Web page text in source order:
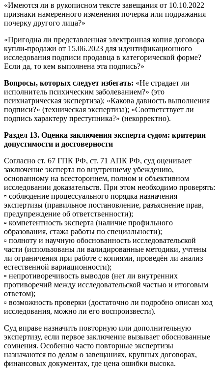
«Имеются ли в рукописном тексте завещания от 10.10.2022
признаки намеренного изменения почерка или подражания
почерку другого лица?»
«Пригодна ли представленная электронная копия договора
купли-продажи от 15.06.2023 для идентификационного
исследования подписи продавца в категорической форме?
Если да, то кем выполнена эта подпись?»
Вопросы, которых следует избегать: «Не страдает ли
исполнитель психическим заболеванием?» (это
психиатрическая экспертиза); «Какова давность выполнения
подписи?» (техническая экспертиза); «Соответствует ли
подпись характеру преступника?» (некорректно).
Раздел 13. Оценка заключения эксперта судом: критерии
допустимости и достоверности
Согласно ст. 67 ГПК РФ, ст. 71 АПК РФ, суд оценивает
заключение эксперта по внутреннему убеждению,
основанному на всестороннем, полном и объективном
исследовании доказательств. При этом необходимо проверять:
▫ соблюдение процессуального порядка назначения
экспертизы (правильное постановление, разъяснение прав,
предупреждение об ответственности);
▫ компетентность эксперта (наличие профильного
образования, стажа работы по специальности);
▫ полноту и научную обоснованность исследовательской
части (использованы ли валидированные методики, учтены
ли ограничения при работе с копиями, проведён ли анализ
естественной вариационности);
▫ непротиворечивость выводов (нет ли внутренних
противоречий между исследовательской частью и итоговым
ответом);
▫ возможность проверки (достаточно ли подробно описан ход
исследования, можно ли его воспроизвести).
Суд вправе назначить повторную или дополнительную
экспертизу, если первое заключение вызывает обоснованные
сомнения. Особенно часто повторные экспертизы
назначаются по делам о завещаниях, крупных договорах,
финансовых документах, где цена ошибки высока.